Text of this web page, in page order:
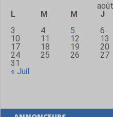
L
M M J
3
4 5 6
10
11 12 13
17
18 19 20
24
25 26 27
31
« Juil